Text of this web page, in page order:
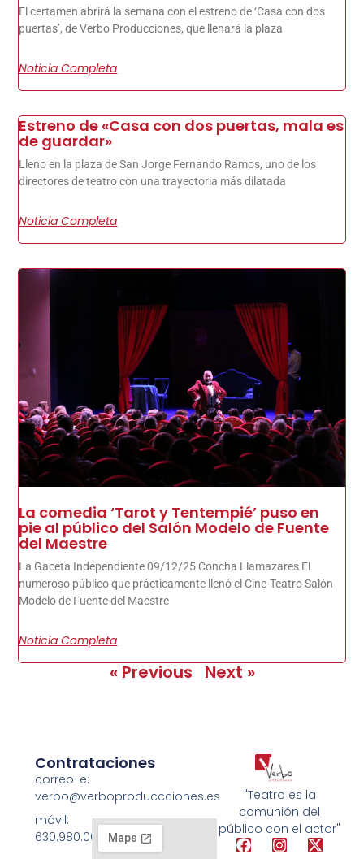
El certamen abrirá la semana con el estreno de ‘Casa con dos
puertas’, de Verbo Producciones, que llenará la plaza
Noticia Completa
Estreno de «Casa con dos puertas, mala es
de guardar»
Lleno en la plaza de San Jorge Fernando Ramos, uno de los
directores de teatro con una trayectoria más dilatada
Noticia Completa
La comedia ‘Tarot y Tentempié’ puso en
pie al público del Salón Modelo de Fuente
del Maestre
La Gaceta Independiente 09/12/25 Concha Llamazares El
numeroso público que prácticamente llenó el Cine-Teatro Salón
Modelo de Fuente del Maestre
Noticia Completa
« Previous Next »
"Teatro es la
comunión del
público con el actor"
Contrataciones
correo-e:
verbo@verboproduccciones.es
móvil:
630.980.008